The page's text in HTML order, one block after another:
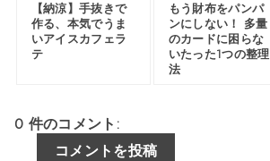
【納涼】手抜きで
作る、本気でうま
いアイスカフェラ
テ
もう財布をパンパ
ンにしない！ 多量
のカードに困らな
いたった1つの整理
法
0 件のコメント:
コメントを投稿